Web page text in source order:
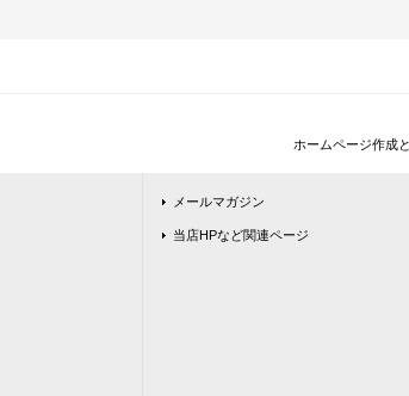
ホームページ作成
メールマガジン
当店HPなど関連ページ